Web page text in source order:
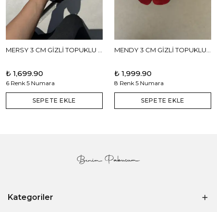
₺ 1,699.90
6 Renk 5 Numara
SEPETE EKLE
₺ 1,999.90
8 Renk 5 Numara
SEPETE EKLE
Kategoriler